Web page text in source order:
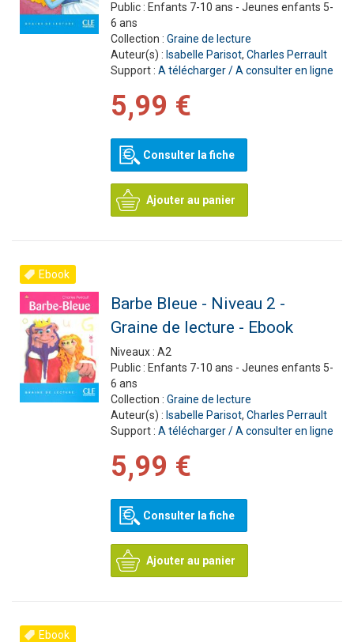
Public : Enfants 7-10 ans - Jeunes enfants 5-
6 ans
Collection : Graine de lecture
Auteur(s) : Isabelle Parisot, Charles Perrault
Support : A télécharger / A consulter en ligne
5,99 €
Consulter la fiche
Ajouter au panier
Ebook
Barbe Bleue - Niveau 2 -
Graine de lecture - Ebook
Niveaux : A2
Public : Enfants 7-10 ans - Jeunes enfants 5-
6 ans
Collection : Graine de lecture
Auteur(s) : Isabelle Parisot, Charles Perrault
Support : A télécharger / A consulter en ligne
5,99 €
Consulter la fiche
Ajouter au panier
Ebook